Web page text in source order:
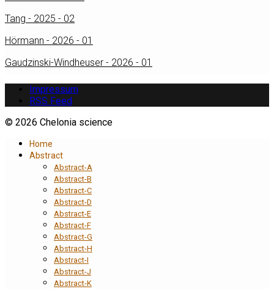
Tang - 2025 - 02
Hörmann - 2026 - 01
Gaudzinski-Windheuser - 2026 - 01
Impressum
RSS Feed
© 2026 Chelonia science
Home
Abstract
Abstract-A
Abstract-B
Abstract-C
Abstract-D
Abstract-E
Abstract-F
Abstract-G
Abstract-H
Abstract-I
Abstract-J
Abstract-K